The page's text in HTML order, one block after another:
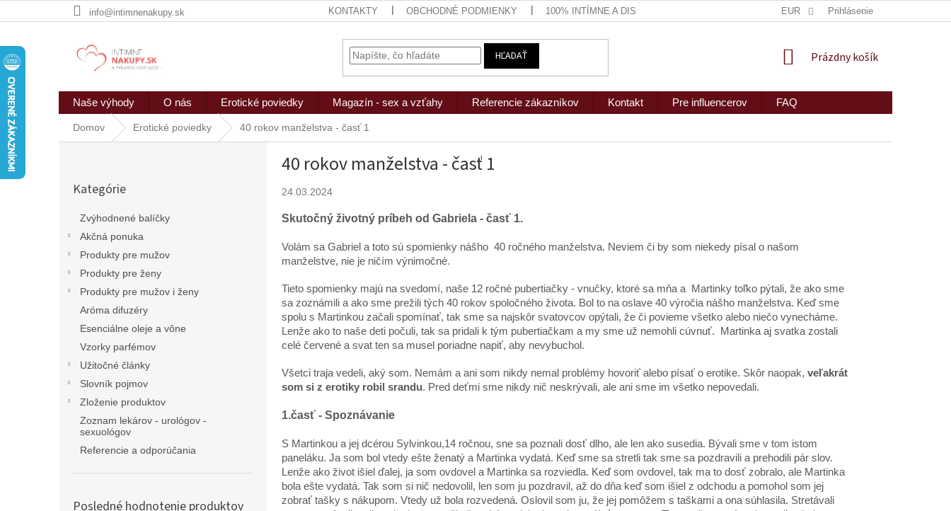
na
info@intimnenakupy.sk KONTAKTY OBCHODNÉ PODMIENKY 100% INTÍMNE A DISKRÉTNE ZASLANIE MAPA SERVERU 2PEOPLE S.R.O.
EUR Prihlásenie
HĽADAŤ
NÁKUPNÝ
Prázdny košík
Naše výhody O nás Erotické poviedky Magazín - sex a vzťahy Referencie zákazníkov Kontakt Pre influencerov FAQ
Domov Erotické poviedky 40 rokov manželstva - časť 1
kategórie
Kategórie
Zvýhodnené balíčky
Akčná ponuka
Produkty pre mužov
Produkty pre ženy
Produkty pre mužov i ženy
Aróma difuzéry
Esenciálne oleje a vône
Vzorky parfémov
Užitočné články
Slovník pojmov
Zloženie produktov
Zoznam lekárov - urológov -
sexuológov
Referencie a odporúčania
Posledné hodnotenie produktov
40 rokov manželstva - časť 1
24.03.2024
Skutočný životný príbeh od Gabriela - časť 1.
Volám sa Gabriel a toto sú spomienky nášho 40 ročného manželstva. Neviem či by som niekedy písal o našom
manželstve, nie je ničím výnimočné.
Tieto spomienky majú na svedomí, naše 12 ročné pubertiačky - vnučky, ktoré sa mňa a Martinky toľko pýtali, že ako sme
sa zoznámili a ako sme prežili tých 40 rokov spoločného života. Bol to na oslave 40 výročia nášho manželstva. Keď sme
spolu s Martinkou začali spomínať, tak sme sa najskôr svatovcov opýtali, že či povieme všetko alebo niečo vynecháme.
Lenže ako to naše deti počuli, tak sa pridali k tým pubertiačkam a my sme už nemohli cúvnuť. Martinka aj svatka zostali
celé červené a svat ten sa musel poriadne napiť, aby nevybuchol.
Všetci traja vedeli, aký som. Nemám a ani som nikdy nemal problémy hovoriť alebo písať o erotike. Skôr naopak, veľakrát
som si z erotiky robil srandu. Pred deťmi sme nikdy nič neskrývali, ale ani sme im všetko nepovedali.
1.časť - Spoznávanie
S Martinkou a jej dcérou Sylvinkou,14 ročnou, sne sa poznali dosť dlho, ale len ako susedia. Bývali sme v tom istom
paneláku. Ja som bol vtedy ešte ženatý a Martinka vydatá. Keď sme sa stretli tak sme sa pozdravili a prehodili pár slov.
Lenže ako život išiel ďalej, ja som ovdovel a Martinka sa rozviedla. Keď som ovdovel, tak ma to dosť zobralo, ale Martinka
bola ešte vydatá. Tak som si nič nedovolil, len som ju pozdravil, až do dňa keď som išiel z odchodu a pomohol som jej
zobrať tašky s nákupom. Vtedy už bola rozvedená. Oslovil som ju, že jej pomôžem s taškami a ona súhlasila. Stretávali